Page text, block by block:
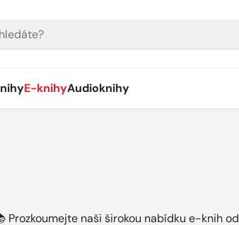
E-knihyAudioknihy
Prozkoumejte naši širokou nabídku e-knih od